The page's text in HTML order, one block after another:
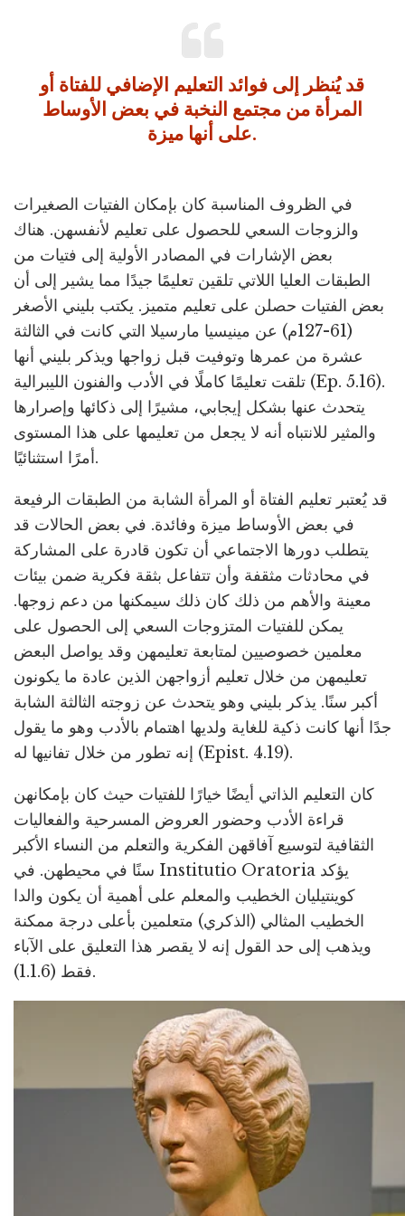
قد يُنظر إلى فوائد التعليم الإضافي للفتاة أو
المرأة من مجتمع النخبة في بعض الأوساط
على أنها ميزة.
في الظروف المناسبة كان بإمكان الفتيات الصغيرات
والزوجات السعي للحصول على تعليم لأنفسهن. هناك
بعض الإشارات في المصادر الأولية إلى فتيات من
الطبقات العليا اللاتي تلقين تعليمًا جيدًا مما يشير إلى أن
بعض الفتيات حصلن على تعليم متميز. يكتب بليني الأصغر
(61-127م) عن مينيسيا مارسيلا التي كانت في الثالثة
عشرة من عمرها وتوفيت قبل زواجها ويذكر بليني أنها
تلقت تعليمًا كاملًا في الأدب والفنون الليبرالية (Ep. 5.16).
يتحدث عنها بشكل إيجابي، مشيرًا إلى ذكائها وإصرارها
والمثير للانتباه أنه لا يجعل من تعليمها على هذا المستوى
أمرًا استثنائيًا.
قد يُعتبر تعليم الفتاة أو المرأة الشابة من الطبقات الرفيعة
في بعض الأوساط ميزة وفائدة. في بعض الحالات قد
يتطلب دورها الاجتماعي أن تكون قادرة على المشاركة
في محادثات مثقفة وأن تتفاعل بثقة فكرية ضمن بيئات
معينة والأهم من ذلك كان ذلك سيمكنها من دعم زوجها.
يمكن للفتيات المتزوجات السعي إلى الحصول على
معلمين خصوصيين لمتابعة تعليمهن وقد يواصل البعض
تعليمهن من خلال تعليم أزواجهن الذين عادة ما يكونون
أكبر سنًا. يذكر بليني وهو يتحدث عن زوجته الثالثة الشابة
جدًا أنها كانت ذكية للغاية ولديها اهتمام بالأدب وهو ما يقول
إنه تطور من خلال تفانيها له (Epist. 4.19).
كان التعليم الذاتي أيضًا خيارًا للفتيات حيث كان بإمكانهن
قراءة الأدب وحضور العروض المسرحية والفعاليات
الثقافية لتوسيع آفاقهن الفكرية والتعلم من النساء الأكبر
سنًا في محيطهن. في Institutio Oratoria يؤكد
كوينتيليان الخطيب والمعلم على أهمية أن يكون والدا
الخطيب المثالي (الذكري) متعلمين بأعلى درجة ممكنة
ويذهب إلى حد القول إنه لا يقصر هذا التعليق على الآباء
فقط (1.1.6).